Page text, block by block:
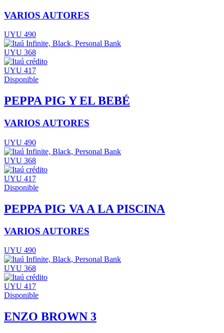
VARIOS AUTORES
UYU 490
UYU 368
UYU 417
Disponible
PEPPA PIG Y EL BEBÉ
VARIOS AUTORES
UYU 490
UYU 368
UYU 417
Disponible
PEPPA PIG VA A LA PISCINA
VARIOS AUTORES
UYU 490
UYU 368
UYU 417
Disponible
ENZO BROWN 3